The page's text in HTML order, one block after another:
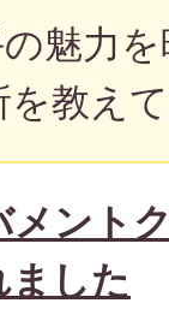
の魅力
教え
メント
ました